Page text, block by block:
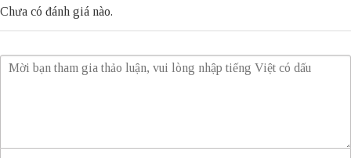
Chưa có đánh giá nào.